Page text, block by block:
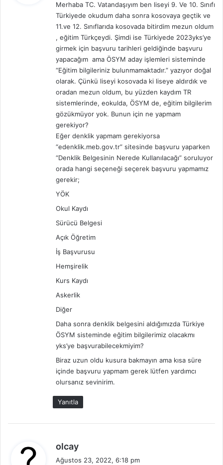
i
k
:
Merhaba TC. Vatandaşıyım ben liseyi 9. Ve 10. Sınıfı
Türkiyede okudum daha sonra kosovaya geçtik ve
11.ve 12. Sınıflarıda kosovada bitirdim mezun oldum
, eğitim Türkçeydi. Şimdi ise Türkiyede 2023yks’ye
girmek için başvuru tarihleri geldiğinde başvuru
yapacağım ama ÖSYM aday işlemleri sisteminde
“Eğitim bilgileriniz bulunmamaktadır.” yazıyor doğal
olarak. Çünkü liseyi kosovada ki liseye aldırdık ve
oradan mezun oldum, bu yüzden kaydım TR
sistemlerinde, eokulda, ÖSYM de, eğitim bilgilerim
gözükmüyor yok. Bunun için ne yapmam
gerekiyor?
Eğer denklik yapmam gerekiyorsa
“edenklik.meb.gov.tr” sitesinde başvuru yaparken
“Denklik Belgesinin Nerede Kullanılacağı” soruluyor
orada hangi seçeneği seçerek başvuru yapmamız
gerekir;
YÖK
Okul Kaydı
Sürücü Belgesi
Açık Öğretim
İş Başvurusu
Hemşirelik
Kurs Kaydı
Askerlik
Diğer
Daha sonra denklik belgesini aldığımızda Türkiye
ÖSYM sisteminde eğitim bilgilerimiz olacakmı
yks’ye başvurabilecekmiyim?
Biraz uzun oldu kusura bakmayın ama kısa süre
içinde başvuru yapmam gerek lütfen yardımcı
olursanız sevinirim.
Yanıtla
olcay
Ağustos 23, 2022, 6:18 pm